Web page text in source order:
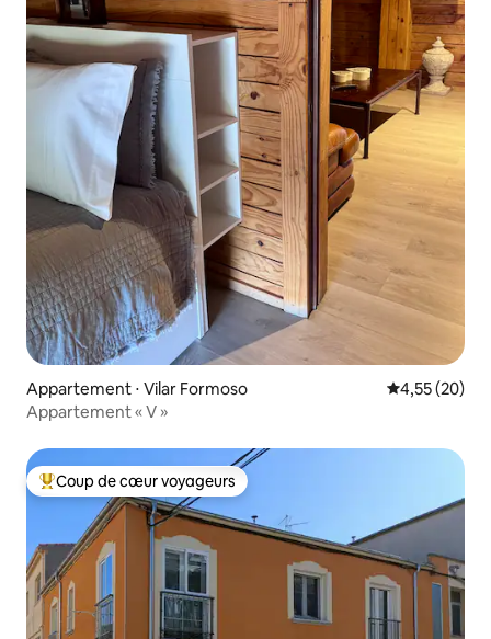
Appartement ⋅ Vilar Formoso Évaluation
4,55 (20)
Appartement « V »
Coups de cœur voyageurs les plus appréciés
Coup de cœur voyageurs